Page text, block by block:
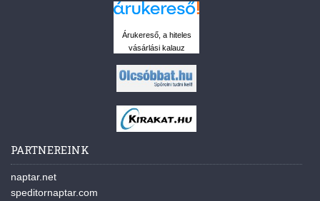
Árukereső, a hiteles
vásárlási kalauz
PARTNEREINK
naptar.net
speditornaptar.com